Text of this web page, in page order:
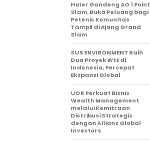
Haier Gandeng AO 1 Point
Slam, Buka Peluang bagi
Petenis Komunitas
Tampil di Ajang Grand
Slam
SUS ENVIRONMENT Raih
Dua Proyek WtE di
Indonesia, Percepat
Ekspansi Global
UOB Perkuat Bisnis
Wealth Management
melalui Kemitraan
Distribusi Strategis
dengan Allianz Global
Investors